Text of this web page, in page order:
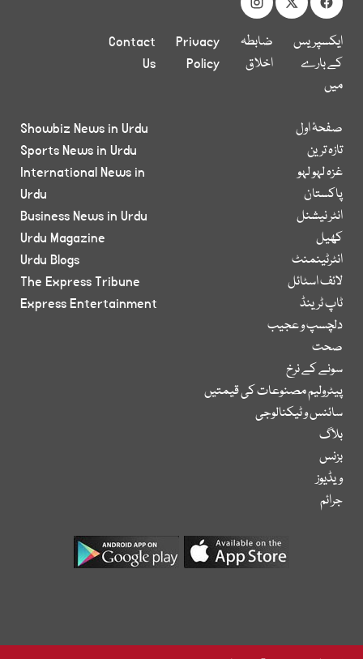
ایکسپریس
کے بارے
میں
ضابطہ
اخلاق
Privacy
Policy
Contact
Us
صفحۂ اول
تازہ ترین
غزہ لہو لہو
پاکستان
انٹر نیشنل
کھیل
انٹرٹینمنٹ
لائف اسٹائل
ٹاپ ٹرینڈ
دلچسپ و عجیب
صحت
سونے کے نرخ
پیٹرولیم مصنوعات کی قیمتیں
سائنس و ٹیکنالوجی
بلاگ
بزنس
ویڈیوز
جرائم
Showbiz News in Urdu
Sports News in Urdu
International News in
Urdu
Business News in Urdu
Urdu Magazine
Urdu Blogs
The Express Tribune
Express Entertainment